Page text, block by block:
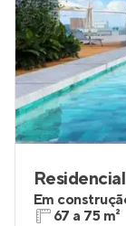
Em
67 a 75 m²